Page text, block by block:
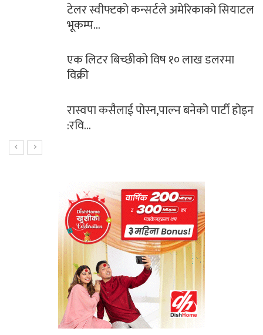
स्वीफ्टको कन्सर्टले अमेरिकाको सियाटल
लिटर बिच्छीको विष १० लाख डलरमा
कसैलाई पोस्न,पाल्न बनेको पार्टी होइन